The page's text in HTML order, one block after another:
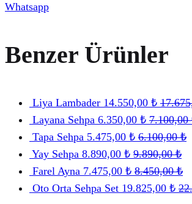
Whatsapp
Benzer Ürünler
Liya Lambader 14.550,00 ₺
Layana Sehpa 6.350,00 ₺ 7.100,00
Tapa Sehpa 5.475,00 ₺ 6.100,00₺
Yay Sehpa 8.890,00 ₺ 9.890,00₺
Farel Ayna 7.475,00 ₺ 8.450,00₺
Oto Orta Sehpa Set 19.825,00 ₺